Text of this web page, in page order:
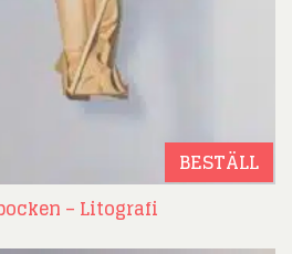
BESTÄLL
– Litografi